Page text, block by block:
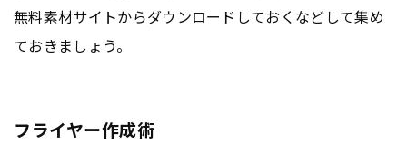
無料素材サイトからダウンロードしておくなどして集め
ておきましょう。
フライヤー作成術